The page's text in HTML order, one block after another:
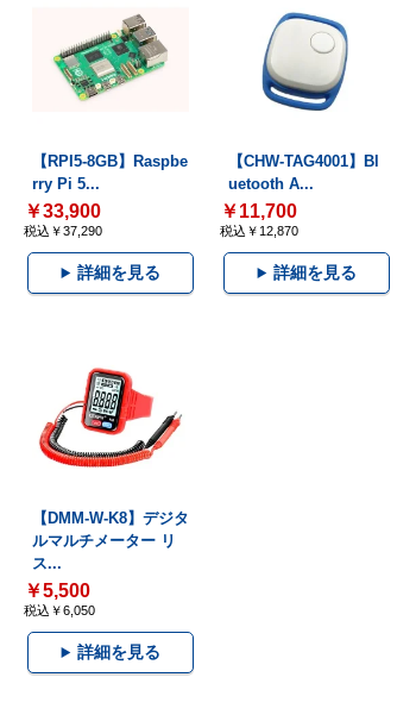
【RPI5-8GB】Raspbe
rry Pi 5...
￥33,900
税込￥37,290
詳細を見る
【CHW-TAG4001】Bl
uetooth A...
￥11,700
税込￥12,870
詳細を見る
【DMM-W-K8】デジタ
ルマルチメーター リ
ス...
￥5,500
税込￥6,050
詳細を見る